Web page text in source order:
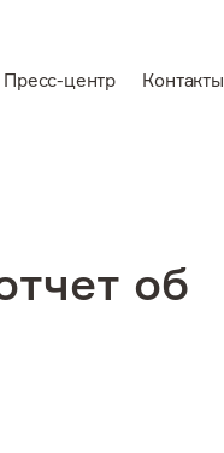
Пресс-центр Контакты
об